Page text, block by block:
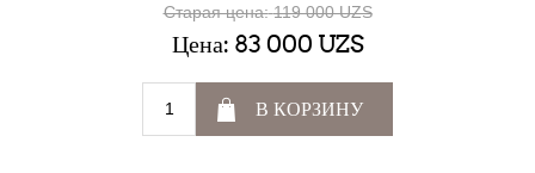
Старая цена: 119 000 UZS
Цена: 83 000 UZS
В КОРЗИНУ